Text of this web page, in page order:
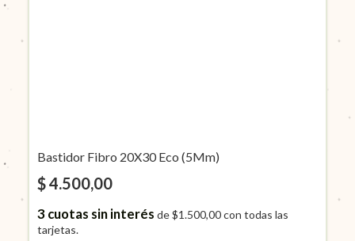
Bastidor Fibro 20X30 Eco (5Mm)
$ 4.500,00
3cuotas sin interés de$1.500,00con todas las
tarjetas.